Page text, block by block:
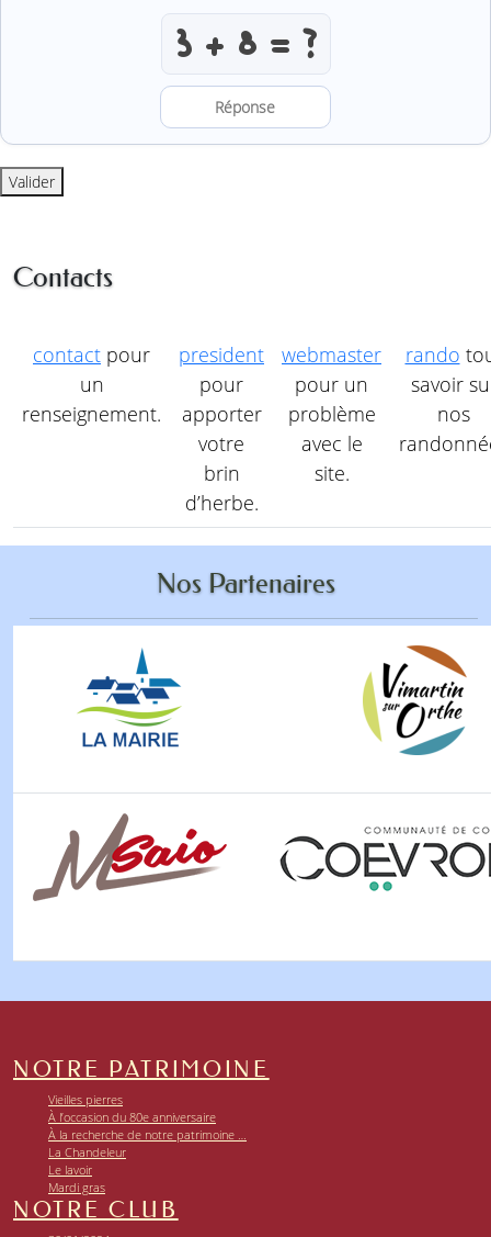
Résoudre l’addition anti-robot
Valider
Contacts
contact pour
un
renseignement.
president
pour
apporter
votre
brin
d’herbe.
webmaster
pour un
problème
avec le
site.
rando
savoir
nos
Nos Partenaires
NOTRE PATRIMOINE
Vieilles pierres
À l’occasion du 80e anniversaire
À la recherche de notre patrimoine …
La Chandeleur
Le lavoir
Mardi gras
NOTRE CLUB